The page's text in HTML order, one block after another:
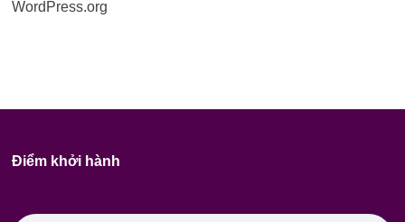
WordPress.org
Điểm khởi hành